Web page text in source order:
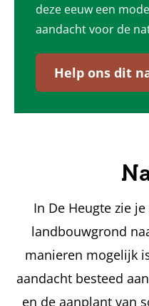
deze eeuw een
aandacht voor de
In De Heugte zie
landbouwgrond
manieren mogelijk
aandacht besteed
en de aanplant van